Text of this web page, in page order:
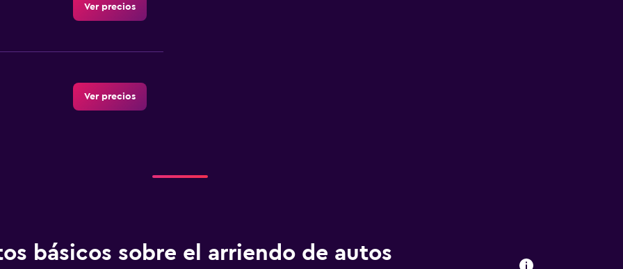
Ver precios
Ver precios
básicos sobre el arriendo de autos